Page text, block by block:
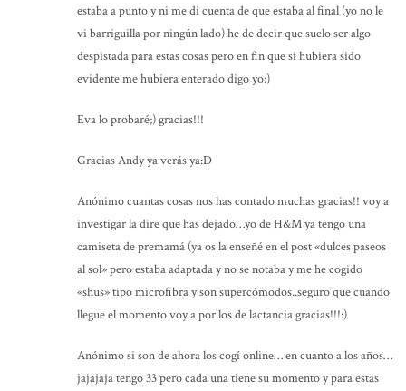
estaba a punto y ni me di cuenta de que estaba al final (yo no le
vi barriguilla por ningún lado) he de decir que suelo ser algo
despistada para estas cosas pero en fin que si hubiera sido
evidente me hubiera enterado digo yo:)
Eva lo probaré;) gracias!!!
Gracias Andy ya verás ya:D
Anónimo cuantas cosas nos has contado muchas gracias!! voy a
investigar la dire que has dejado…yo de H&M ya tengo una
camiseta de premamá (ya os la enseñé en el post «dulces paseos
al sol» pero estaba adaptada y no se notaba y me he cogido
«shus» tipo microfibra y son supercómodos..seguro que cuando
llegue el momento voy a por los de lactancia gracias!!!:)
Anónimo si son de ahora los cogí online… en cuanto a los años…
jajajaja tengo 33 pero cada una tiene su momento y para estas